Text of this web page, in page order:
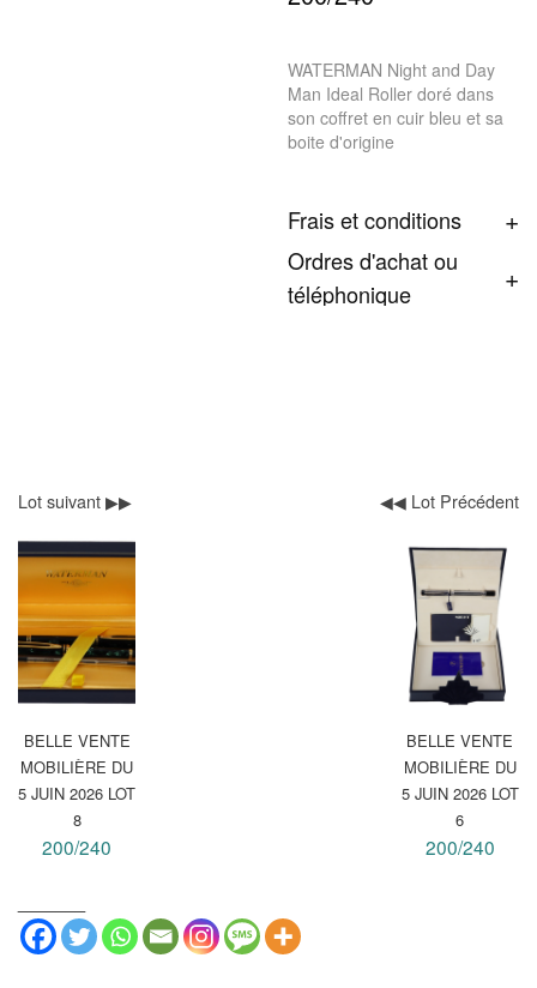
WATERMAN Night and Day
Man Ideal Roller doré dans
son coffret en cuir bleu et sa
boite d'origine
Frais et conditions
Ordres d'achat ou
téléphonique
Lot suivant ▶▶
BELLE VENTE
MOBILIÈRE DU
5 JUIN 2026 LOT
8
200/240
◀◀ Lot Précédent
BELLE VENTE
MOBILIÈRE DU
5 JUIN 2026 LOT
6
200/240